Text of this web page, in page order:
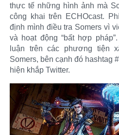
thực tế những hình ảnh mà
công khai trên ECHOcast.
định mình điều tra Somers vì
và hoạt động “bất hợp
luận trên các phương tiện
Somers, bên cạnh đó hashtag #
hiện khắp Twitter.​